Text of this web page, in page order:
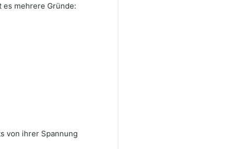
mehrere Gründe:
von ihrer Spannung